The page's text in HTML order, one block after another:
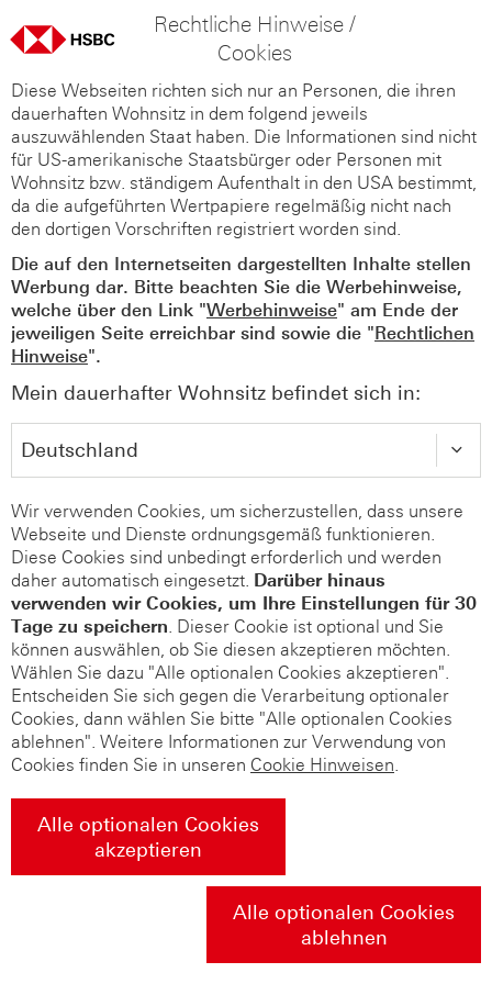
Rechtliche Hinweise /
Cookies
Diese Webseiten richten sich nur an Personen, die ihren
dauerhaften Wohnsitz in dem folgend jeweils
auszuwählenden Staat haben. Die Informationen sind nicht
für US-amerikanische Staatsbürger oder Personen mit
Wohnsitz bzw. ständigem Aufenthalt in den USA bestimmt,
da die aufgeführten Wertpapiere regelmäßig nicht nach
den dortigen Vorschriften registriert worden sind.
Die auf den Internetseiten dargestellten Inhalte stellen
Werbung dar. Bitte beachten Sie die Werbehinweise,
welche über den Link "Werbehinweise" am Ende der
jeweiligen Seite erreichbar sind sowie die "Rechtlichen
Hinweise".
Mein dauerhafter Wohnsitz befindet sich in:
Wir verwenden Cookies, um sicherzustellen, dass unsere
Webseite und Dienste ordnungsgemäß funktionieren.
Diese Cookies sind unbedingt erforderlich und werden
daher automatisch eingesetzt. Darüber hinaus
verwenden wir Cookies, um Ihre Einstellungen für 30
Tage zu speichern. Dieser Cookie ist optional und Sie
können auswählen, ob Sie diesen akzeptieren möchten.
Wählen Sie dazu "Alle optionalen Cookies akzeptieren".
Entscheiden Sie sich gegen die Verarbeitung optionaler
Cookies, dann wählen Sie bitte "Alle optionalen Cookies
ablehnen". Weitere Informationen zur Verwendung von
Cookies finden Sie in unseren Cookie Hinweisen.
Alle optionalen Cookies
akzeptieren
Alle optionalen Cookies
ablehnen